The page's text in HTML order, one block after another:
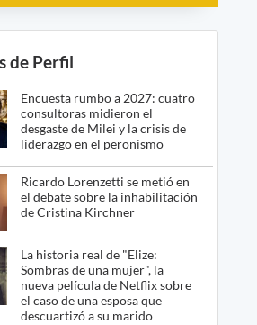
de Perfil
Encuesta rumbo a 2027: cuatro
consultoras midieron el
desgaste de Milei y la crisis de
liderazgo en el peronismo
Ricardo Lorenzetti se metió en
el debate sobre la inhabilitación
de Cristina Kirchner
La historia real de "Elize:
Sombras de una mujer", la
nueva película de Netflix sobre
el caso de una esposa que
descuartizó a su marido